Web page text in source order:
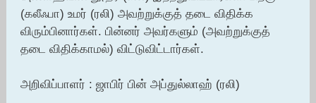
(கலீஃபா) உமர் (ரலி) அவற்றுக்குத் தடை விதிக்க
விரும்பினார்கள். பின்னர் அவர்களும் (அவற்றுக்குத்
தடை விதிக்காமல்) விட்டுவிட்டார்கள்.
அறிவிப்பாளர் : ஜாபிர் பின் அப்துல்லாஹ் (ரலி)